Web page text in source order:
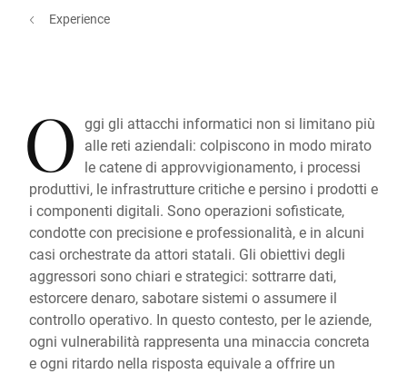
Experience
O ggi gli attacchi informatici non si limitano più
alle reti aziendali: colpiscono in modo mirato
le catene di approvvigionamento, i processi
produttivi, le infrastrutture critiche e persino i prodotti e
i componenti digitali. Sono operazioni sofisticate,
condotte con precisione e professionalità, e in alcuni
casi orchestrate da attori statali. Gli obiettivi degli
aggressori sono chiari e strategici: sottrarre dati,
estorcere denaro, sabotare sistemi o assumere il
controllo operativo. In questo contesto, per le aziende,
ogni vulnerabilità rappresenta una minaccia concreta
e ogni ritardo nella risposta equivale a offrire un